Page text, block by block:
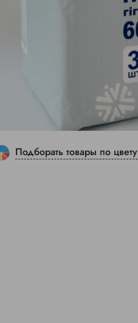
Подборать товары по цвету